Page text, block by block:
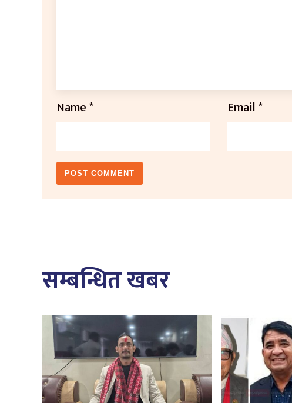
Name* Email*
सम्बन्धित खबर